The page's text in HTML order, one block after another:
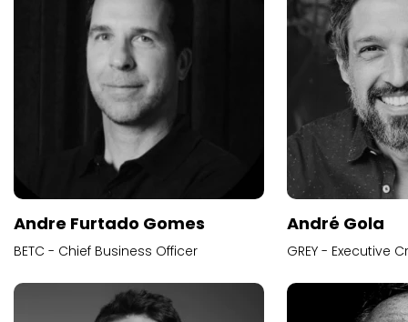
Andre Furtado Gomes
BETC - Chief Business Officer
André Gola
GREY - Executive